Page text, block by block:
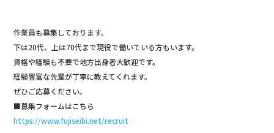
作業員も募集しております。
下は20代、上は70代まで現役で働いている方もいます。
資格や経験も不要で地方出身者大歓迎です。
経験豊富な先輩が丁寧に教えてくれます。
ぜひご応募ください。
■募集フォームはこちら
https://www.fujiseibi.net/recruit